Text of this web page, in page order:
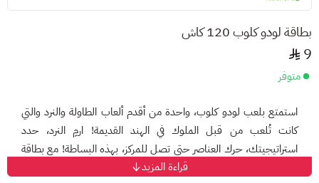
بطاقة لودو كلوب 120 كاش
9
متوفر
استمتع بلعب لودو كلوب، واحدة من أقدم ألعاب الطاولة والنرد والتي
كانت تُلعب من قبل الملوك في الهند القديمة! ارمِ النرد، حدد
استراتيجيتك، حرك العناصر حتى تصل للمركز، بهذه البساطة! مع بطاقة
لودو كلوب يمكنك اللعب لساعات دون توقف وهزيمة أكبر عدد من
قراءة المزيد